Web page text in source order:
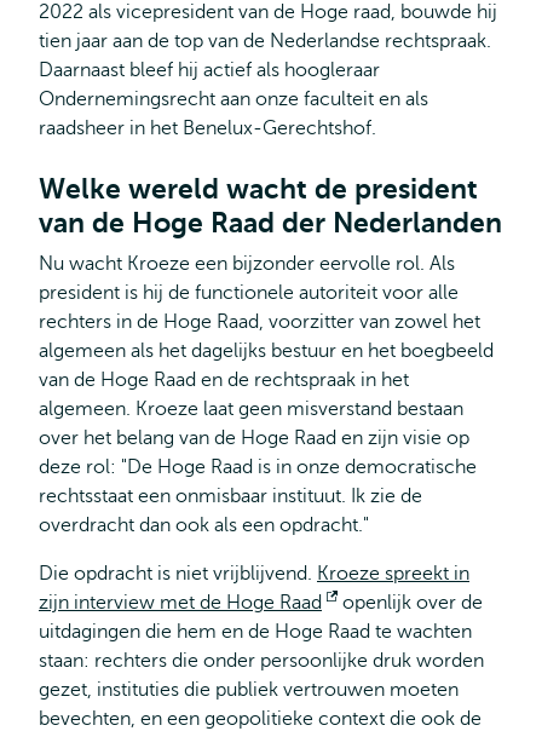
2022 als vicepresident van de Hoge raad, bouwde hij
tien jaar aan de top van de Nederlandse rechtspraak.
Daarnaast bleef hij actief als hoogleraar
Ondernemingsrecht aan onze faculteit en als
raadsheer in het Benelux-Gerechtshof.
Welke wereld wacht de president
van de Hoge Raad der Nederlanden
Nu wacht Kroeze een bijzonder eervolle rol. Als
president is hij de functionele autoriteit voor alle
rechters in de Hoge Raad, voorzitter van zowel het
algemeen als het dagelijks bestuur en het boegbeeld
van de Hoge Raad en de rechtspraak in het
algemeen. Kroeze laat geen misverstand bestaan
over het belang van de Hoge Raad en zijn visie op
deze rol: "De Hoge Raad is in onze democratische
rechtsstaat een onmisbaar instituut. Ik zie de
overdracht dan ook als een opdracht."
Die opdracht is niet vrijblijvend. Kroeze spreekt in
zijn interview met de Hoge Raad
Opent
extern
openlijk over de
uitdagingen die hem en de Hoge Raad te wachten
staan: rechters die onder persoonlijke druk worden
gezet, instituties die publiek vertrouwen moeten
bevechten, en een geopolitieke context die ook de